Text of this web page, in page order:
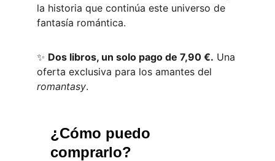
la historia que continúa este universo de
fantasía romántica.
✨ Dos libros, un solo pago de 7,90 €. Una
oferta exclusiva para los amantes del
romantasy.
¿Cómo puedo
comprarlo?